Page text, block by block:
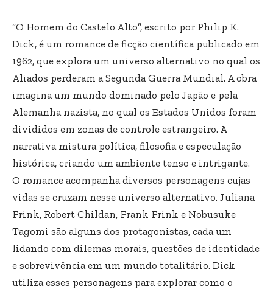
“O Homem do Castelo Alto”, escrito por Philip K.
Dick, é um romance de ficção científica publicado em
1962, que explora um universo alternativo no qual os
Aliados perderam a Segunda Guerra Mundial. A obra
imagina um mundo dominado pelo Japão e pela
Alemanha nazista, no qual os Estados Unidos foram
divididos em zonas de controle estrangeiro. A
narrativa mistura política, filosofia e especulação
histórica, criando um ambiente tenso e intrigante.
O romance acompanha diversos personagens cujas
vidas se cruzam nesse universo alternativo. Juliana
Frink, Robert Childan, Frank Frink e Nobusuke
Tagomi são alguns dos protagonistas, cada um
lidando com dilemas morais, questões de identidade
e sobrevivência em um mundo totalitário. Dick
utiliza esses personagens para explorar como o